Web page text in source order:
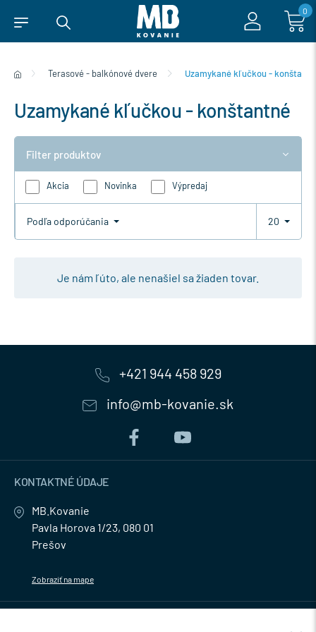
0
Terasové - balkónové dvere Uzamykané kľučkou -
Uzamykané kľučkou - konštantné
Filter produktov
Akcia Novinka Výpredaj
Podľa odporúčania 20
Je nám ľúto, ale nenašiel sa žiaden tovar.
+421 944 458 929
info@mb-kovanie.sk
KONTAKTNÉ ÚDAJE
MB.Kovanie
Pavla Horova 1/23, 080 01
Prešov
Zobraziť na mape